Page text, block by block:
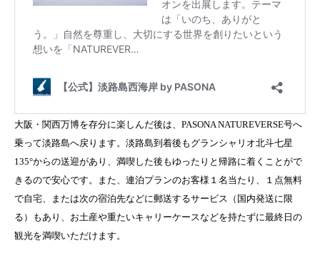
大阪・関西万博を存分に楽しんだ後は、PASONA NATUREVERSE号へ
乗って淡路島へ戻ります。淡路島到着後もグランシャリオ北斗七星
135°からの送迎があり、満喫した後もゆったりと帰路に着くことがで
きるので安心です。また、連泊プランのお客様１名当たり、１点無料
で自宅、または次の宿泊先などに郵送するサービス（国内発送に限
る）もあり、お土産や重たいキャリーケースなどを持たずに最終日の
観光を満喫いただけます。